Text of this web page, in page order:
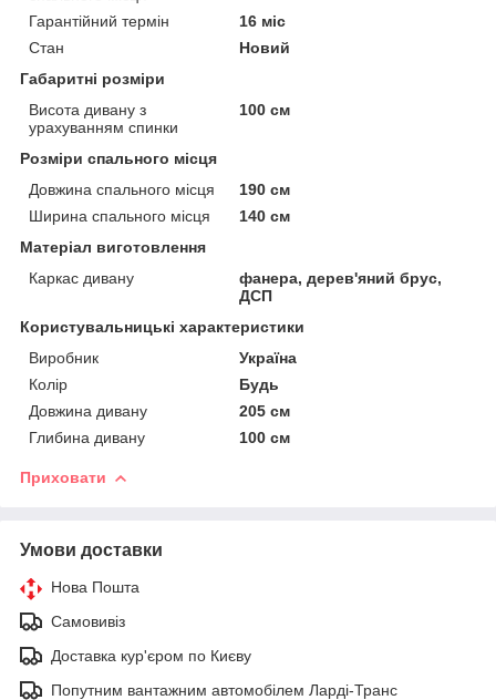
Гарантійний термін
16 міс
Стан
Новий
Габаритні розміри
Висота дивану з
урахуванням спинки
100 см
Розміри спального місця
Довжина спального місця
190 см
Ширина спального місця
140 см
Матеріал виготовлення
Каркас дивану
фанера, дерев'яний брус,
ДСП
Користувальницькі характеристики
Виробник
Україна
Колір
Будь
Довжина дивану
205 см
Глибина дивану
100 см
Приховати
Умови доставки
Нова Пошта
Самовивіз
Доставка кур'єром по Києву
Попутним вантажним автомобілем Ларді-Транс